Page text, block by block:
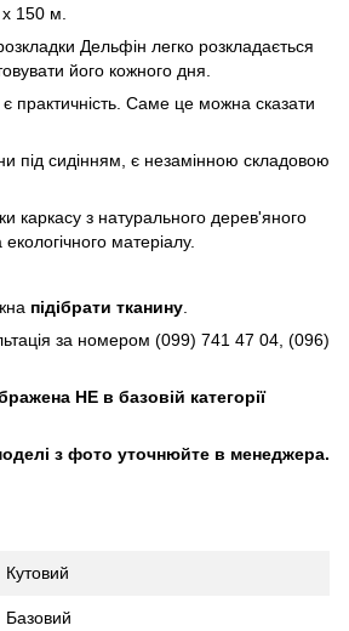
150 м.
Дельфін легко розкладається
його кожного дня.
практичність. Саме це можна сказати
під сидінням, є незамінною складовою
каркасу з натурального дерев'яного
матеріалу.
підібрати тканину
за номером (099) 741 47 04, (096)
НЕ в базовій категорії
з фото уточнюйте в менеджера.
Кутовий
Базовий